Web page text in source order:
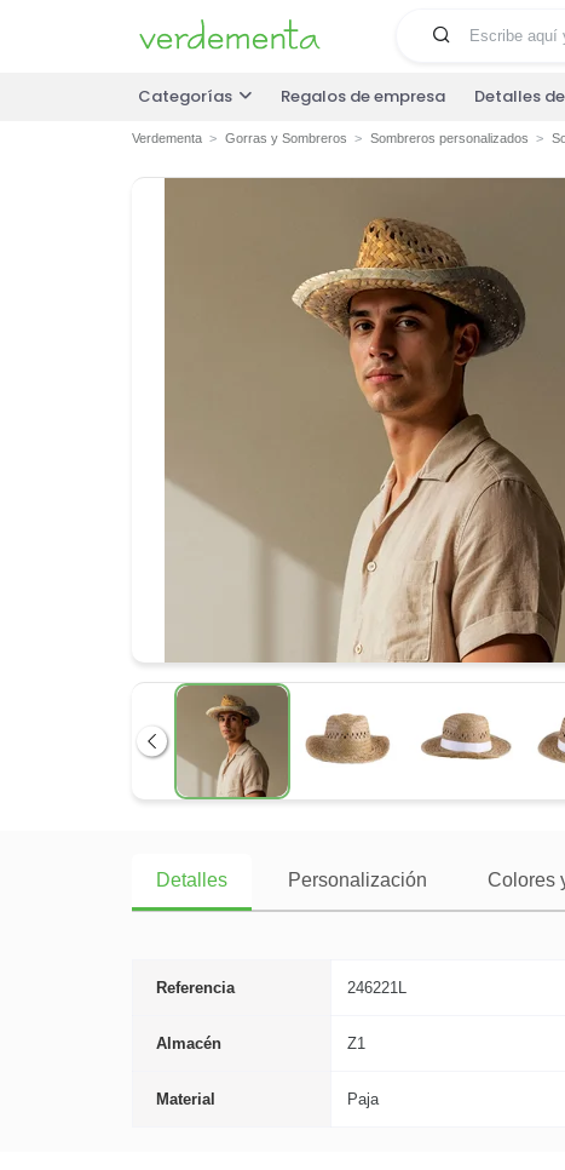
Categorías Regalos de empresa Detalles
Verdementa Gorras y Sombreros Sombreros personalizados
Anterior
Detalles Personalización Colores
Referencia 246221L
Almacén Z1
Material Paja